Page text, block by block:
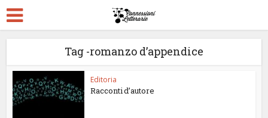
Tag -romanzo d’appendice
Editoria
Racconti d’autore